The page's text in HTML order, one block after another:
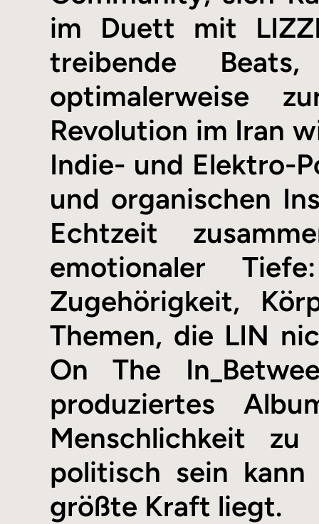
im Duett mit
treibende
optimalerweise
Revolution im Iran
Indie- und Elektro-
und organischen
Echtzeit
emotionaler
Zugehörigkeit,
Themen, die LIN
On The
produziertes
Menschlichkeit
politisch sein
größte Kraft liegt.